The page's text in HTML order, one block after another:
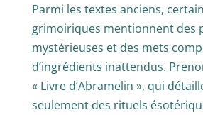
Parmi les textes anciens,
grimoiriques mentionnent des
mystérieuses et des mets
d’ingrédients inattendus.
« Livre d’Abramelin », qui
seulement des rituels